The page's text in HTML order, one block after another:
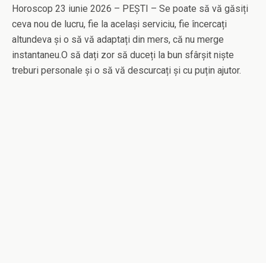
Horoscop 23 iunie 2026 – PEȘTI – Se poate să vă găsiți
ceva nou de lucru, fie la același serviciu, fie încercați
altundeva și o să vă adaptați din mers, că nu merge
instantaneu.O să dați zor să duceți la bun sfârșit niște
treburi personale și o să vă descurcați și cu puțin ajutor.